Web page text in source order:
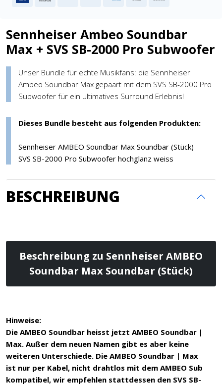
Sennheiser Ambeo Soundbar
Max + SVS SB-2000 Pro Subwoofer
Unser Bundle für echte Musikfans: die Sennheiser
Ambeo Soundbar Max gepaart mit dem SVS SB-2000 Pro
Subwoofer für ein ultimatives Surround Erlebnis!
Dieses Bundle besteht aus folgenden Produkten:
Sennheiser AMBEO Soundbar Max Soundbar (Stück)
SVS SB-2000 Pro Subwoofer hochglanz weiss
BESCHREIBUNG
Beschreibung zu Sennheiser AMBEO
Soundbar Max Soundbar (Stück)
Hinweise:
Die AMBEO Soundbar heisst jetzt AMBEO Soundbar |
Max. Außer dem neuen Namen gibt es aber keine
weiteren Unterschiede. Die AMBEO Soundbar | Max
ist nur per Kabel, nicht drahtlos mit dem AMBEO Sub
kompatibel, wir empfehlen stattdessen den SVS SB-